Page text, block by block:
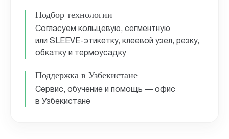
Подбор технологии
Согласуем кольцевую, сегментную
или SLEEVE-этикетку, клеевой узел, резку,
обкатку и термоусадку
Поддержка в Узбекистане
Сервис, обучение и помощь — офис
в Узбекистане